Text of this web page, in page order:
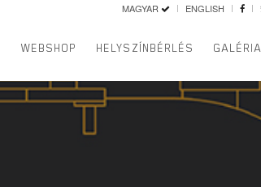
MAGYAR ENGLISH
WEBSHOP HELYSZÍNBÉRLÉS GALÉRIA